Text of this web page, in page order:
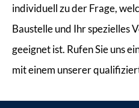
individuell zu der Frage,
Baustelle und Ihr spezielles
geeignet ist. Rufen Sie uns
mit einem unserer